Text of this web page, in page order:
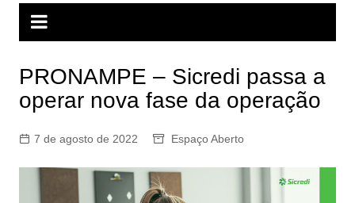
PRONAMPE – Sicredi passa a
operar nova fase da operação
7 de agosto de 2022 Espaço Aberto